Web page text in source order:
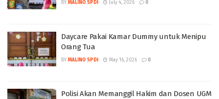
BY MALINO SPDI July 4, 2026 0
Daycare Pakai Kamar Dummy untuk Menipu
Orang Tua
BY MALINO SPDI May 16, 2026 0
Polisi Akan Memanggil Hakim dan Dosen UGM